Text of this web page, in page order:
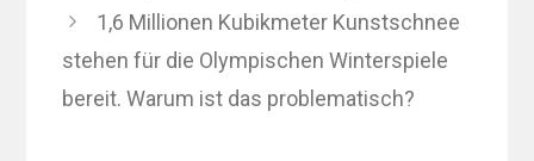
1,6 Millionen Kubikmeter Kunstschnee
stehen für die Olympischen Winterspiele
bereit. Warum ist das problematisch?